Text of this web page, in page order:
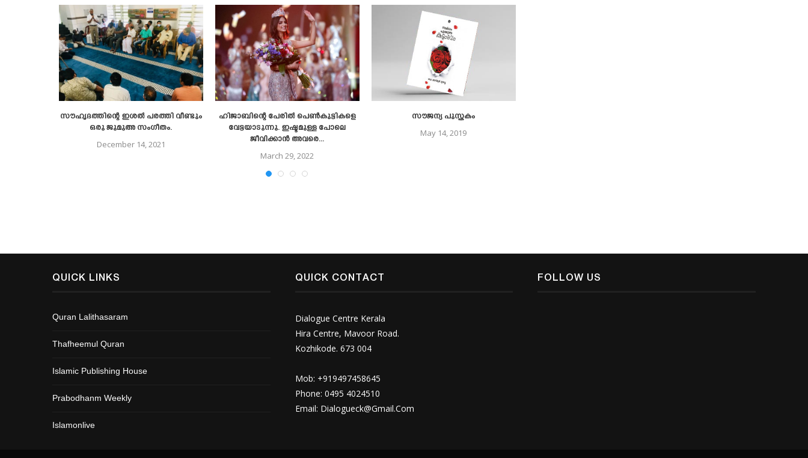
സൗഹൃദത്തിന്റെ ഇശൽ പരത്തി വീണ്ടും
ഒരു ജുമുഅ സംഗീതം.
December 14, 2021
ഹിജാബിന്റെ പേരില്‍ പെണ്‍കുട്ടികളെ
വേട്ടയാടുന്നു. ഇഷ്ടമുള്ള പോലെ
ജീവിക്കാന്‍ അവരെ...
March 29, 2022
സൗജന്യ പുസ്തകം
May 14, 2019
QUICK LINKS
Quran Lalithasaram
Thafheemul Quran
Islamic Publishing House
Prabodhanm Weekly
Islamonlive
QUICK CONTACT
Dialogue Centre Kerala
Hira Centre, Mavoor Road.
Kozhikode. 673 004
Mob: +919497458645
Phone: 0495 4024510
Email: Dialogueck@Gmail.Com
FOLLOW US